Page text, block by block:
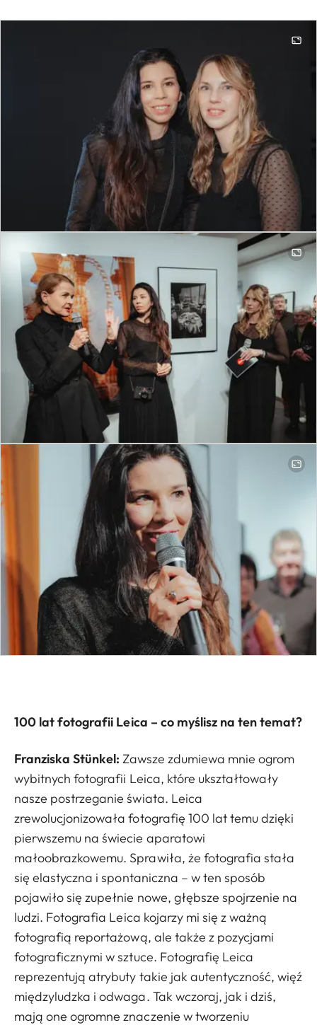
100 lat fotografii Leica – co myślisz na ten temat?
Franziska Stünkel: Zawsze zdumiewa mnie ogrom
wybitnych fotografii Leica, które ukształtowały
nasze postrzeganie świata. Leica
zrewolucjonizowała fotografię 100 lat temu dzięki
pierwszemu na świecie aparatowi
małoobrazkowemu. Sprawiła, że fotografia stała
się elastyczna i spontaniczna – w ten sposób
pojawiło się zupełnie nowe, głębsze spojrzenie na
ludzi. Fotografia Leica kojarzy mi się z ważną
fotografią reportażową, ale także z pozycjami
fotograficznymi w sztuce. Fotografię Leica
reprezentują atrybuty takie jak autentyczność, więź
międzyludzka i odwaga. Tak wczoraj, jak i dziś,
mają one ogromne znaczenie w tworzeniu